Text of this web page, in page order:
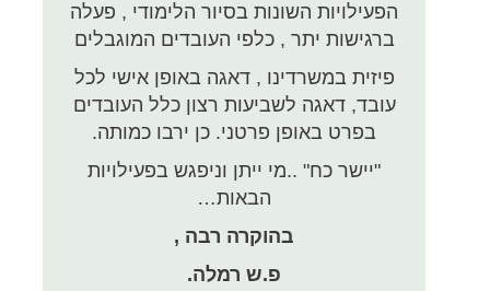
הפעילויות השונות בסיור הלימודי , פעלה
ברגישות יתר , כלפי העובדים המוגבלים
פיזית במשרדינו , דאגה באופן אישי לכל
עובד, דאגה לשביעות רצון כלל העובדים
בפרט באופן פרטני. כן ירבו כמותה.
"יישר כח" ..מי ייתן וניפגש בפעילויות
הבאות…
בהוקרה רבה ,
פ.ש רמלה.